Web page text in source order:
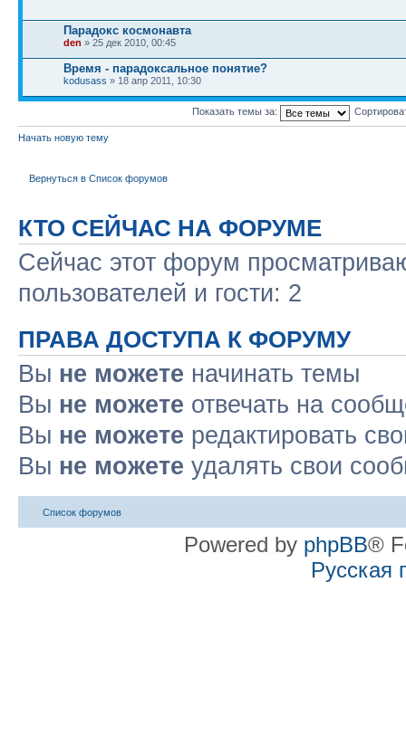
Парадокс космонавта
den » 25 дек 2010, 00:45
Время - парадоксальное понятие?
kodusass » 18 апр 2011, 10:30
Показать темы за:
Начать новую тему
Вернуться в Список форумов
КТО СЕЙЧАС НА ФОРУМЕ
Сейчас этот форум
пользователей и гости: 2
ПРАВА ДОСТУПА К ФОРУМУ
Вы не можете начинать темы
Вы не можете отвечать на
Вы не можете редактировать
Вы не можете удалять свои
Список форумов
Powered by phpBB®
Русская